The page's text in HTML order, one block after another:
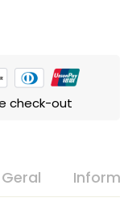
check-out